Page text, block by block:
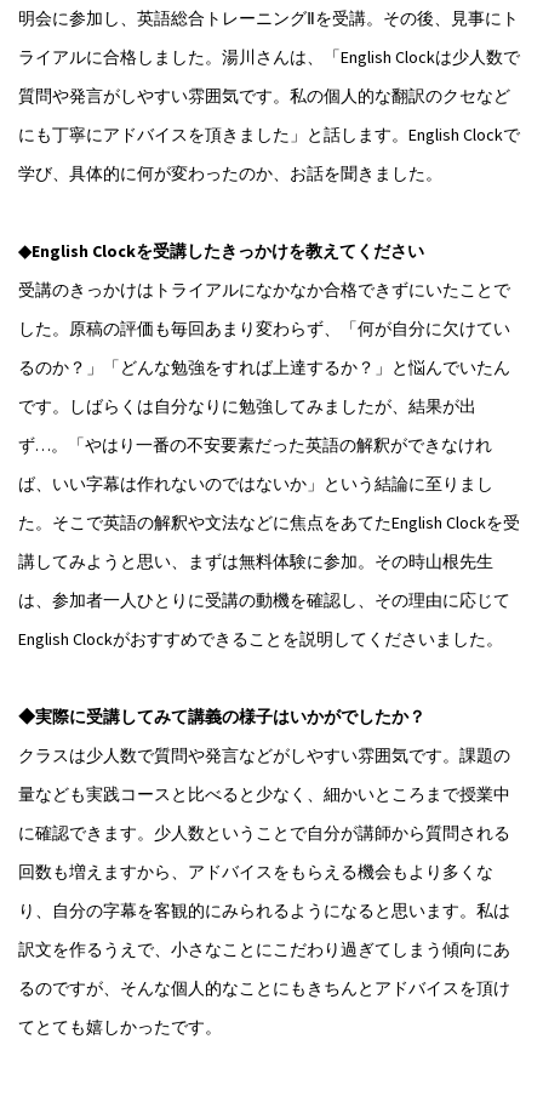
明会に参加し、英語総合トレーニングⅡを受講。その後、見事にト
ライアルに合格しました。湯川さんは、「English Clockは少人数で
質問や発言がしやすい雰囲気です。私の個人的な翻訳のクセなど
にも丁寧にアドバイスを頂きました」と話します。English Clockで
学び、具体的に何が変わったのか、お話を聞きました。
◆English Clockを受講したきっかけを教えてください
受講のきっかけはトライアルになかなか合格できずにいたことで
した。原稿の評価も毎回あまり変わらず、「何が自分に欠けてい
るのか？」「どんな勉強をすれば上達するか？」と悩んでいたん
です。しばらくは自分なりに勉強してみましたが、結果が出
ず…。「やはり一番の不安要素だった英語の解釈ができなけれ
ば、いい字幕は作れないのではないか」という結論に至りまし
た。そこで英語の解釈や文法などに焦点をあてたEnglish Clockを受
講してみようと思い、まずは無料体験に参加。その時山根先生
は、参加者一人ひとりに受講の動機を確認し、その理由に応じて
English Clockがおすすめできることを説明してくださいました。
◆実際に受講してみて講義の様子はいかがでしたか？
クラスは少人数で質問や発言などがしやすい雰囲気です。課題の
量なども実践コースと比べると少なく、細かいところまで授業中
に確認できます。少人数ということで自分が講師から質問される
回数も増えますから、アドバイスをもらえる機会もより多くな
り、自分の字幕を客観的にみられるようになると思います。私は
訳文を作るうえで、小さなことにこだわり過ぎてしまう傾向にあ
るのですが、そんな個人的なことにもきちんとアドバイスを頂け
てとても嬉しかったです。